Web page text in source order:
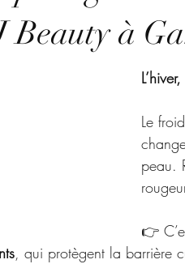
Beauty à
Le
peau.
👉
, qui protègent la barrière